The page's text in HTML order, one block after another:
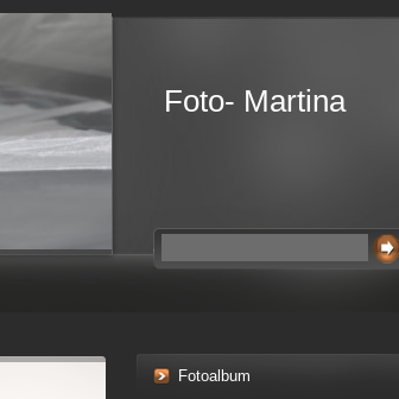
Foto- Martina
Fotoalbum